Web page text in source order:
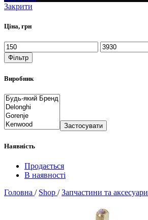
Закрити
Ціна, грн
Фільтр
Виробник
Застосувати
Наявність
Продається
В наявності
Головна / Shop / Запчастини та аксесуари